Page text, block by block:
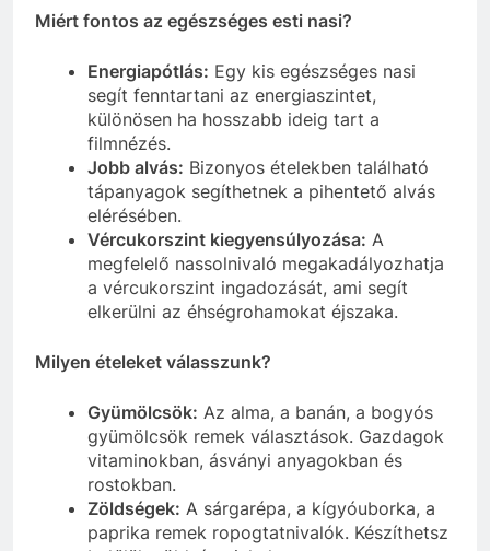
Miért fontos az egészséges esti nasi?
Energiapótlás: Egy kis egészséges nasi
segít fenntartani az energiaszintet,
különösen ha hosszabb ideig tart a
filmnézés.
Jobb alvás: Bizonyos ételekben található
tápanyagok segíthetnek a pihentető alvás
elérésében.
Vércukorszint kiegyensúlyozása: A
megfelelő nassolnivaló megakadályozhatja
a vércukorszint ingadozását, ami segít
elkerülni az éhségrohamokat éjszaka.
Milyen ételeket válasszunk?
Gyümölcsök: Az alma, a banán, a bogyós
gyümölcsök remek választások. Gazdagok
vitaminokban, ásványi anyagokban és
rostokban.
Zöldségek: A sárgarépa, a kígyóuborka, a
paprika remek ropogtatnivalók. Készíthetsz